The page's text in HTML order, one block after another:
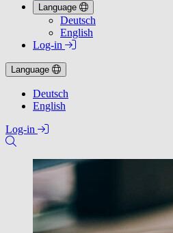
Language
Deutsch
English
Log-in
Language
Deutsch
English
Log-in